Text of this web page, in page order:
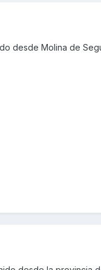
desde Molina de